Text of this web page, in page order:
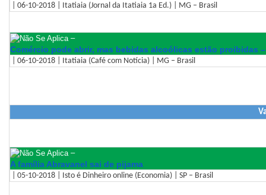
| 06-10-2018 | Itatiaia (Jornal da Itatiaia 1a Ed.) | MG – Brasil
–
Comércio pode abrir, mas bebidas alcoólicas estão proibidas
| 06-10-2018 | Itatiaia (Café com Notícia) | MG – Brasil
–
A família Abravanel sai de pijama
| 05-10-2018 | Isto é Dinheiro online (Economia) | SP – Brasil